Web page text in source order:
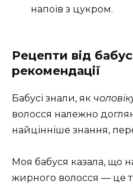
напоїв з цукром.
Рецепти від
рекомендації
Бабусі знали, як
волосся належно
найцінніше знання,
Моя бабуся казала, що
жирного волосся — це